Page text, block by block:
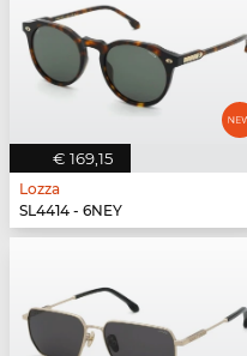
€ 169,15
Lozza
SL4414 - 6NEY